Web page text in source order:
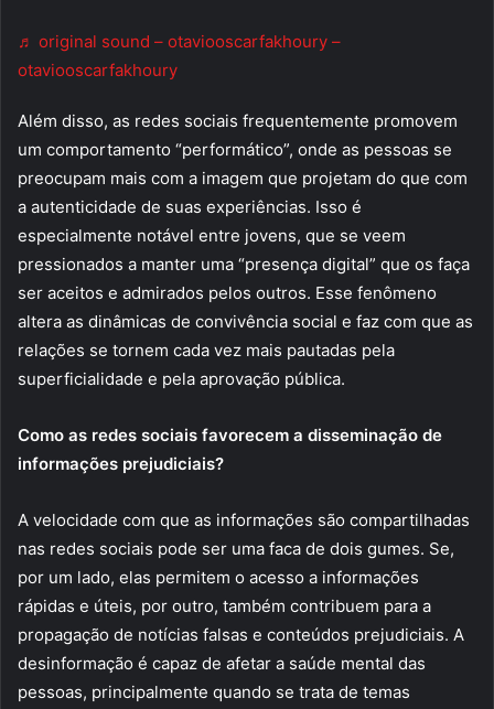
♬ original sound – otaviooscarfakhoury –
otaviooscarfakhoury
Além disso, as redes sociais frequentemente promovem
um comportamento “performático”, onde as pessoas se
preocupam mais com a imagem que projetam do que com
a autenticidade de suas experiências. Isso é
especialmente notável entre jovens, que se veem
pressionados a manter uma “presença digital” que os faça
ser aceitos e admirados pelos outros. Esse fenômeno
altera as dinâmicas de convivência social e faz com que as
relações se tornem cada vez mais pautadas pela
superficialidade e pela aprovação pública.
Como as redes sociais favorecem a disseminação de
informações prejudiciais?
A velocidade com que as informações são compartilhadas
nas redes sociais pode ser uma faca de dois gumes. Se,
por um lado, elas permitem o acesso a informações
rápidas e úteis, por outro, também contribuem para a
propagação de notícias falsas e conteúdos prejudiciais. A
desinformação é capaz de afetar a saúde mental das
pessoas, principalmente quando se trata de temas